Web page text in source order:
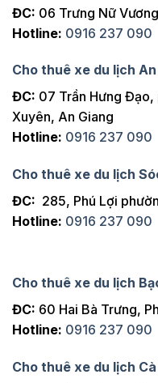
ĐC: 06 Trưng Nữ
Hotline: 0916 237 090
Cho thuê xe du lịch
ĐC: 07 Trần Hưng
Xuyên, An Giang
Hotline: 0916 237 090
Cho thuê xe du lịch
ĐC: 285, Phú Lợi
Hotline: 0916 237 090
Cho thuê xe du lịch
ĐC: 60 Hai Bà Trưng,
Hotline: 0916 237 090
Cho thuê xe du lịch